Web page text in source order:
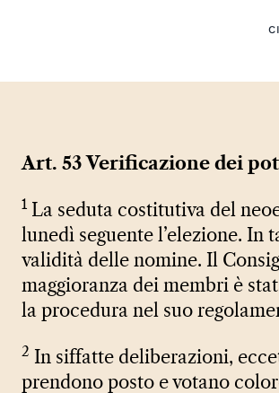
Art. 53 Verificazione dei
1
La seduta costitutiva del
lunedì seguente l’elezione. In
validità delle nomine. Il
maggioranza dei membri è
la procedura nel suo
2 In siffatte deliberazioni,
prendono posto e votano